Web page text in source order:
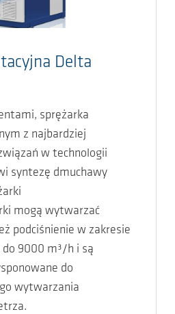
Delta
sprężarka
z najbardziej
w technologii
syntezę dmuchawy
mogą wytwarzać
podciśnienie w zakresie
do 9000 m³/h i są
do
wytwarzania